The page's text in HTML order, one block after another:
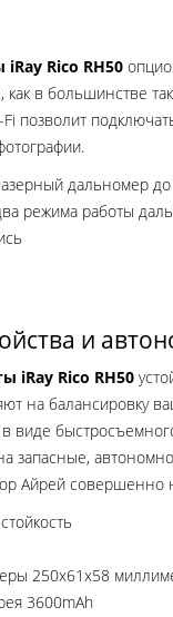
Rico RH50
как в большинстве
позволит
дальномер
режима работы
и
iRay Rico RH50
на балансировку
виде
запасные,
Айрей
250х61х58
3600mAh